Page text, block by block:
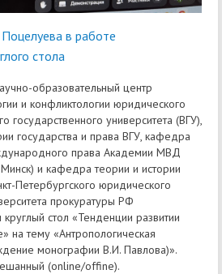
в работе
стола
образовательный центр
и конфликтологии юридического
государственного университета (ВГУ),
государства и права ВГУ, кафедра
права Академии МВД
и кафедра теории и истории
Петербургского юридического
прокуратуры РФ
стол «Тенденции развитии
на тему «Антропологическая
монографии В.И. Павлова)».
(online/offine).